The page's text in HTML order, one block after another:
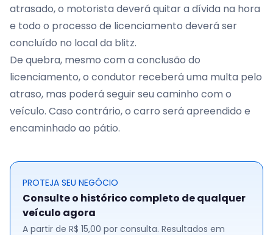
atrasado, o motorista deverá quitar a dívida na hora
e todo o processo de licenciamento deverá ser
concluído no local da blitz.
De quebra, mesmo com a conclusão do
licenciamento, o condutor receberá uma multa pelo
atraso, mas poderá seguir seu caminho com o
veículo. Caso contrário, o carro será apreendido e
encaminhado ao pátio.
PROTEJA SEU NEGÓCIO
Consulte o histórico completo de qualquer
veículo agora
A partir de R$ 15,00 por consulta. Resultados em